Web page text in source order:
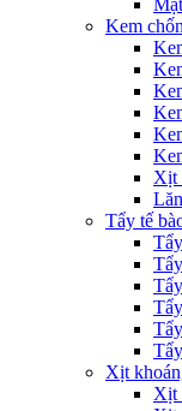
Kem
Xịt
Tẩy tế
Xịt
Xịt